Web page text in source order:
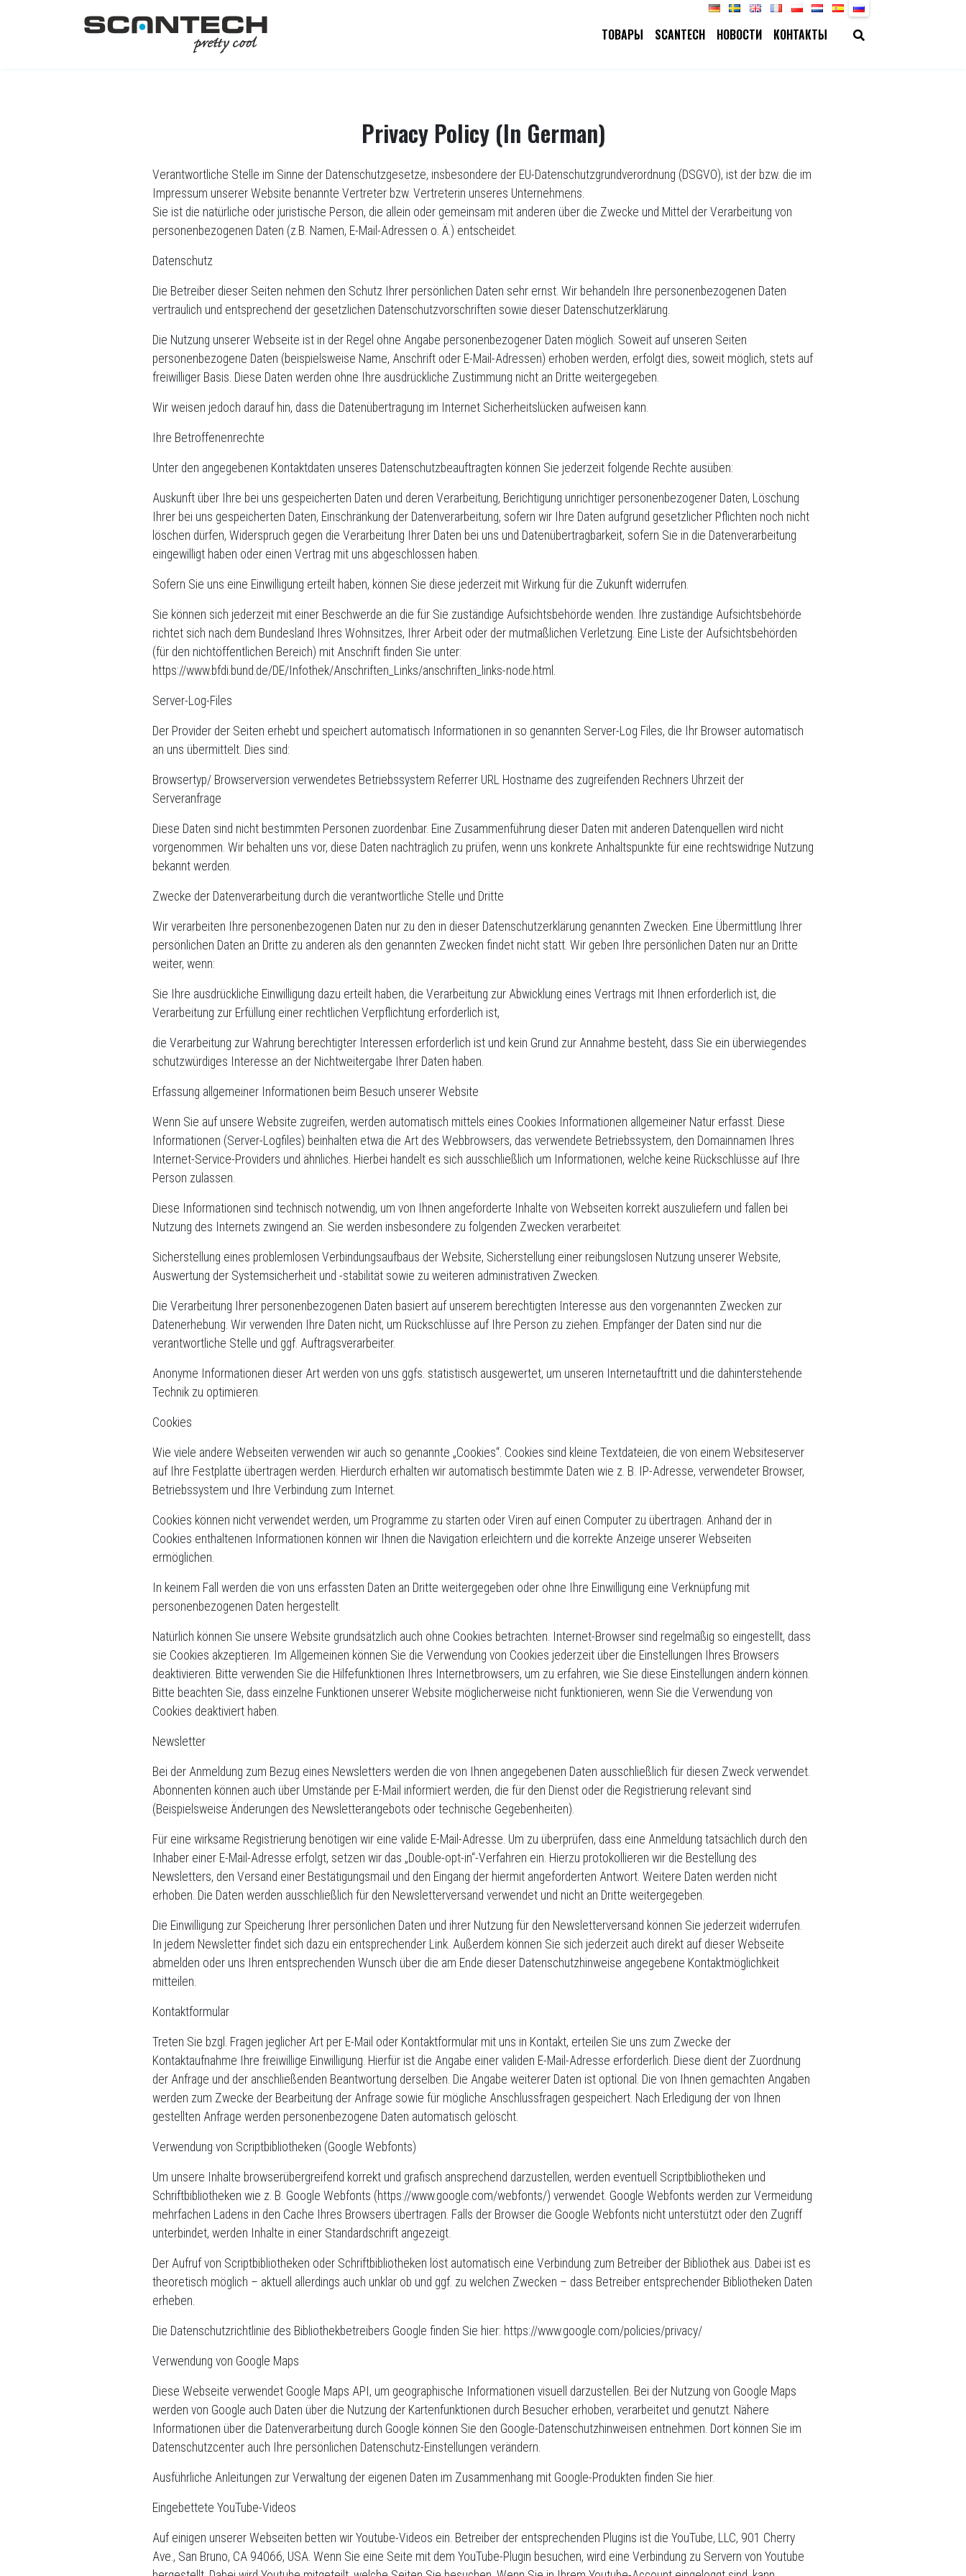
ТОВАРЫ SCANTECH НОВОСТИ КОНТАКТЫ
Privacy Policy (In German)
Verantwortliche Stelle im Sinne der Datenschutzgesetze, insbesondere der EU-Datenschutzgrundverordnung (DSGVO), ist der bzw. die im
Impressum unserer Website benannte Vertreter bzw. Vertreterin unseres Unternehmens.
Sie ist die natürliche oder juristische Person, die allein oder gemeinsam mit anderen über die Zwecke und Mittel der Verarbeitung von
personenbezogenen Daten (z.B. Namen, E-Mail-Adressen o. Ä.) entscheidet.
Datenschutz
Die Betreiber dieser Seiten nehmen den Schutz Ihrer persönlichen Daten sehr ernst. Wir behandeln Ihre personenbezogenen Daten
vertraulich und entsprechend der gesetzlichen Datenschutzvorschriften sowie dieser Datenschutzerklärung.
Die Nutzung unserer Webseite ist in der Regel ohne Angabe personenbezogener Daten möglich. Soweit auf unseren Seiten
personenbezogene Daten (beispielsweise Name, Anschrift oder E-Mail-Adressen) erhoben werden, erfolgt dies, soweit möglich, stets auf
freiwilliger Basis. Diese Daten werden ohne Ihre ausdrückliche Zustimmung nicht an Dritte weitergegeben.
Wir weisen jedoch darauf hin, dass die Datenübertragung im Internet Sicherheitslücken aufweisen kann.
Ihre Betroffenenrechte
Unter den angegebenen Kontaktdaten unseres Datenschutzbeauftragten können Sie jederzeit folgende Rechte ausüben:
Auskunft über Ihre bei uns gespeicherten Daten und deren Verarbeitung, Berichtigung unrichtiger personenbezogener Daten, Löschung
Ihrer bei uns gespeicherten Daten, Einschränkung der Datenverarbeitung, sofern wir Ihre Daten aufgrund gesetzlicher Pflichten noch nicht
löschen dürfen, Widerspruch gegen die Verarbeitung Ihrer Daten bei uns und Datenübertragbarkeit, sofern Sie in die Datenverarbeitung
eingewilligt haben oder einen Vertrag mit uns abgeschlossen haben.
Sofern Sie uns eine Einwilligung erteilt haben, können Sie diese jederzeit mit Wirkung für die Zukunft widerrufen.
Sie können sich jederzeit mit einer Beschwerde an die für Sie zuständige Aufsichtsbehörde wenden. Ihre zuständige Aufsichtsbehörde
richtet sich nach dem Bundesland Ihres Wohnsitzes, Ihrer Arbeit oder der mutmaßlichen Verletzung. Eine Liste der Aufsichtsbehörden
(für den nichtöffentlichen Bereich) mit Anschrift finden Sie unter:
https://www.bfdi.bund.de/DE/Infothek/Anschriften_Links/anschriften_links-node.html.
Server-Log-Files
Der Provider der Seiten erhebt und speichert automatisch Informationen in so genannten Server-Log Files, die Ihr Browser automatisch
an uns übermittelt. Dies sind:
Browsertyp/ Browserversion verwendetes Betriebssystem Referrer URL Hostname des zugreifenden Rechners Uhrzeit der
Serveranfrage
Diese Daten sind nicht bestimmten Personen zuordenbar. Eine Zusammenführung dieser Daten mit anderen Datenquellen wird nicht
vorgenommen. Wir behalten uns vor, diese Daten nachträglich zu prüfen, wenn uns konkrete Anhaltspunkte für eine rechtswidrige Nutzung
bekannt werden.
Zwecke der Datenverarbeitung durch die verantwortliche Stelle und Dritte
Wir verarbeiten Ihre personenbezogenen Daten nur zu den in dieser Datenschutzerklärung genannten Zwecken. Eine Übermittlung Ihrer
persönlichen Daten an Dritte zu anderen als den genannten Zwecken findet nicht statt. Wir geben Ihre persönlichen Daten nur an Dritte
weiter, wenn:
Sie Ihre ausdrückliche Einwilligung dazu erteilt haben, die Verarbeitung zur Abwicklung eines Vertrags mit Ihnen erforderlich ist, die
Verarbeitung zur Erfüllung einer rechtlichen Verpflichtung erforderlich ist,
die Verarbeitung zur Wahrung berechtigter Interessen erforderlich ist und kein Grund zur Annahme besteht, dass Sie ein überwiegendes
schutzwürdiges Interesse an der Nichtweitergabe Ihrer Daten haben.
Erfassung allgemeiner Informationen beim Besuch unserer Website
Wenn Sie auf unsere Website zugreifen, werden automatisch mittels eines Cookies Informationen allgemeiner Natur erfasst. Diese
Informationen (Server-Logfiles) beinhalten etwa die Art des Webbrowsers, das verwendete Betriebssystem, den Domainnamen Ihres
Internet-Service-Providers und ähnliches. Hierbei handelt es sich ausschließlich um Informationen, welche keine Rückschlüsse auf Ihre
Person zulassen.
Diese Informationen sind technisch notwendig, um von Ihnen angeforderte Inhalte von Webseiten korrekt auszuliefern und fallen bei
Nutzung des Internets zwingend an. Sie werden insbesondere zu folgenden Zwecken verarbeitet:
Sicherstellung eines problemlosen Verbindungsaufbaus der Website, Sicherstellung einer reibungslosen Nutzung unserer Website,
Auswertung der Systemsicherheit und -stabilität sowie zu weiteren administrativen Zwecken.
Die Verarbeitung Ihrer personenbezogenen Daten basiert auf unserem berechtigten Interesse aus den vorgenannten Zwecken zur
Datenerhebung. Wir verwenden Ihre Daten nicht, um Rückschlüsse auf Ihre Person zu ziehen. Empfänger der Daten sind nur die
verantwortliche Stelle und ggf. Auftragsverarbeiter.
Anonyme Informationen dieser Art werden von uns ggfs. statistisch ausgewertet, um unseren Internetauftritt und die dahinterstehende
Technik zu optimieren.
Cookies
Wie viele andere Webseiten verwenden wir auch so genannte „Cookies“. Cookies sind kleine Textdateien, die von einem Websiteserver
auf Ihre Festplatte übertragen werden. Hierdurch erhalten wir automatisch bestimmte Daten wie z. B. IP-Adresse, verwendeter Browser,
Betriebssystem und Ihre Verbindung zum Internet.
Cookies können nicht verwendet werden, um Programme zu starten oder Viren auf einen Computer zu übertragen. Anhand der in
Cookies enthaltenen Informationen können wir Ihnen die Navigation erleichtern und die korrekte Anzeige unserer Webseiten
ermöglichen.
In keinem Fall werden die von uns erfassten Daten an Dritte weitergegeben oder ohne Ihre Einwilligung eine Verknüpfung mit
personenbezogenen Daten hergestellt.
Natürlich können Sie unsere Website grundsätzlich auch ohne Cookies betrachten. Internet-Browser sind regelmäßig so eingestellt, dass
sie Cookies akzeptieren. Im Allgemeinen können Sie die Verwendung von Cookies jederzeit über die Einstellungen Ihres Browsers
deaktivieren. Bitte verwenden Sie die Hilfefunktionen Ihres Internetbrowsers, um zu erfahren, wie Sie diese Einstellungen ändern können.
Bitte beachten Sie, dass einzelne Funktionen unserer Website möglicherweise nicht funktionieren, wenn Sie die Verwendung von
Cookies deaktiviert haben.
Newsletter
Bei der Anmeldung zum Bezug eines Newsletters werden die von Ihnen angegebenen Daten ausschließlich für diesen Zweck verwendet.
Abonnenten können auch über Umstände per E-Mail informiert werden, die für den Dienst oder die Registrierung relevant sind
(Beispielsweise Änderungen des Newsletterangebots oder technische Gegebenheiten).
Für eine wirksame Registrierung benötigen wir eine valide E-Mail-Adresse. Um zu überprüfen, dass eine Anmeldung tatsächlich durch den
Inhaber einer E-Mail-Adresse erfolgt, setzen wir das „Double-opt-in“-Verfahren ein. Hierzu protokollieren wir die Bestellung des
Newsletters, den Versand einer Bestätigungsmail und den Eingang der hiermit angeforderten Antwort. Weitere Daten werden nicht
erhoben. Die Daten werden ausschließlich für den Newsletterversand verwendet und nicht an Dritte weitergegeben.
Die Einwilligung zur Speicherung Ihrer persönlichen Daten und ihrer Nutzung für den Newsletterversand können Sie jederzeit widerrufen.
In jedem Newsletter findet sich dazu ein entsprechender Link. Außerdem können Sie sich jederzeit auch direkt auf dieser Webseite
abmelden oder uns Ihren entsprechenden Wunsch über die am Ende dieser Datenschutzhinweise angegebene Kontaktmöglichkeit
mitteilen.
Kontaktformular
Treten Sie bzgl. Fragen jeglicher Art per E-Mail oder Kontaktformular mit uns in Kontakt, erteilen Sie uns zum Zwecke der
Kontaktaufnahme Ihre freiwillige Einwilligung. Hierfür ist die Angabe einer validen E-Mail-Adresse erforderlich. Diese dient der Zuordnung
der Anfrage und der anschließenden Beantwortung derselben. Die Angabe weiterer Daten ist optional. Die von Ihnen gemachten Angaben
werden zum Zwecke der Bearbeitung der Anfrage sowie für mögliche Anschlussfragen gespeichert. Nach Erledigung der von Ihnen
gestellten Anfrage werden personenbezogene Daten automatisch gelöscht.
Verwendung von Scriptbibliotheken (Google Webfonts)
Um unsere Inhalte browserübergreifend korrekt und grafisch ansprechend darzustellen, werden eventuell Scriptbibliotheken und
Schriftbibliotheken wie z. B. Google Webfonts (https://www.google.com/webfonts/) verwendet. Google Webfonts werden zur Vermeidung
mehrfachen Ladens in den Cache Ihres Browsers übertragen. Falls der Browser die Google Webfonts nicht unterstützt oder den Zugriff
unterbindet, werden Inhalte in einer Standardschrift angezeigt.
Der Aufruf von Scriptbibliotheken oder Schriftbibliotheken löst automatisch eine Verbindung zum Betreiber der Bibliothek aus. Dabei ist es
theoretisch möglich – aktuell allerdings auch unklar ob und ggf. zu welchen Zwecken – dass Betreiber entsprechender Bibliotheken Daten
erheben.
Die Datenschutzrichtlinie des Bibliothekbetreibers Google finden Sie hier: https://www.google.com/policies/privacy/
Verwendung von Google Maps
Diese Webseite verwendet Google Maps API, um geographische Informationen visuell darzustellen. Bei der Nutzung von Google Maps
werden von Google auch Daten über die Nutzung der Kartenfunktionen durch Besucher erhoben, verarbeitet und genutzt. Nähere
Informationen über die Datenverarbeitung durch Google können Sie den Google-Datenschutzhinweisen entnehmen. Dort können Sie im
Datenschutzcenter auch Ihre persönlichen Datenschutz-Einstellungen verändern.
Ausführliche Anleitungen zur Verwaltung der eigenen Daten im Zusammenhang mit Google-Produkten finden Sie hier.
Eingebettete YouTube-Videos
Auf einigen unserer Webseiten betten wir Youtube-Videos ein. Betreiber der entsprechenden Plugins ist die YouTube, LLC, 901 Cherry
Ave., San Bruno, CA 94066, USA. Wenn Sie eine Seite mit dem YouTube-Plugin besuchen, wird eine Verbindung zu Servern von Youtube